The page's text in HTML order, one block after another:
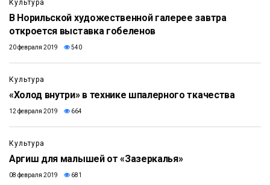
Культура
В Норильской художественной галерее завтра
откроется выставка гобеленов
20 февраля 2019 540
Культура
«Холод внутри» в технике шпалерного ткачества
12 февраля 2019 664
Культура
Аргиш для малышей от «Зазеркалья»
08 февраля 2019 681